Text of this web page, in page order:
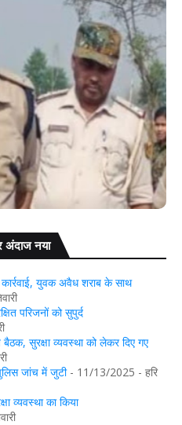
में युवक की चाकू मारकर हत्या
अंदाज नया
युवक अवैध शराब के साथ
परिजनों को सुपुर्द
सुरक्षा व्यवस्था को लेकर दिए गए
जांच में जुटी- 11/13/2025 - हरि
व्यवस्था का किया